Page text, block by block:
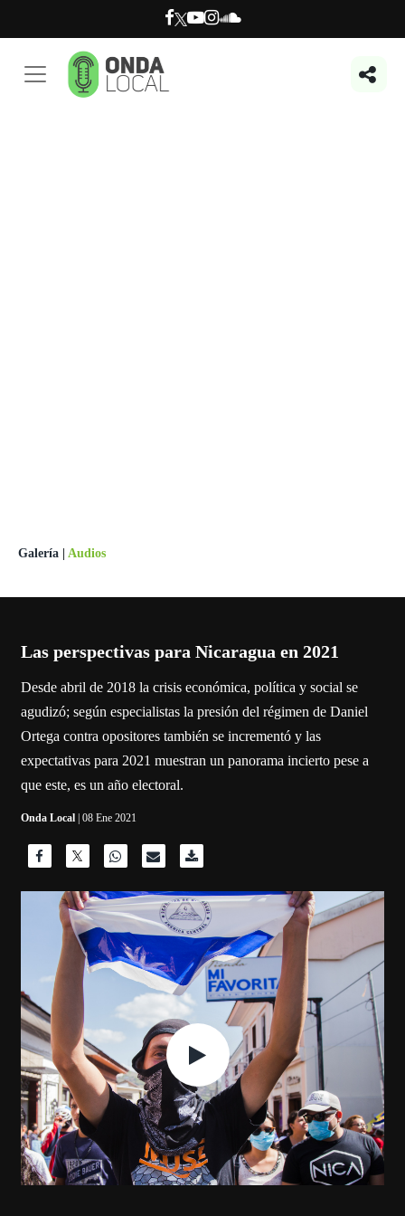
Galería Audios
Las perspectivas para Nicaragua en 2021
Desde abril de 2018 la crisis económica, política y social se
agudizó; según especialistas la presión del régimen de Daniel
Ortega contra opositores también se incrementó y las
expectativas para 2021 muestran un panorama incierto pese a
que este, es un año electoral.
Onda Local | 08 Ene 2021